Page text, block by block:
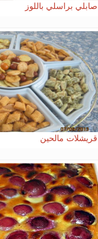
صابلي براسلي باللوز
قريشلات مالحين